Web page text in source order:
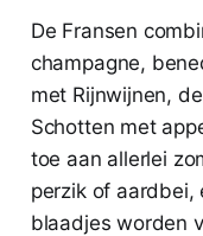
De Fransen
champagne,
met Rijnwijnen,
Schotten met
toe aan allerlei
perzik of aardbei,
blaadjes worden